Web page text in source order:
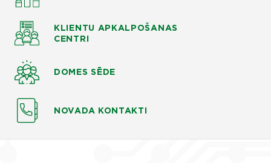
KLIENTU APKALPOŠANAS
CENTRI
DOMES SĒDE
NOVADA KONTAKTI